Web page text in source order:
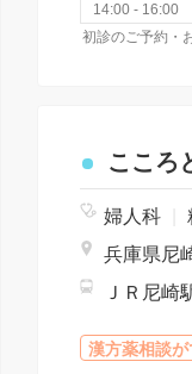
14:00 - 16:00
初診のご予約・
こころ
婦人科
ＪＲ尼崎
漢方薬相談が